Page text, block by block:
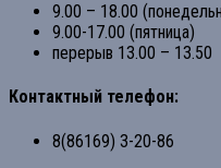
9.00 – 18.00
9.00-17.00 (пятница)
перерыв 13.00 – 13.50
Контактный телефон:
8(86169) 3-20-86